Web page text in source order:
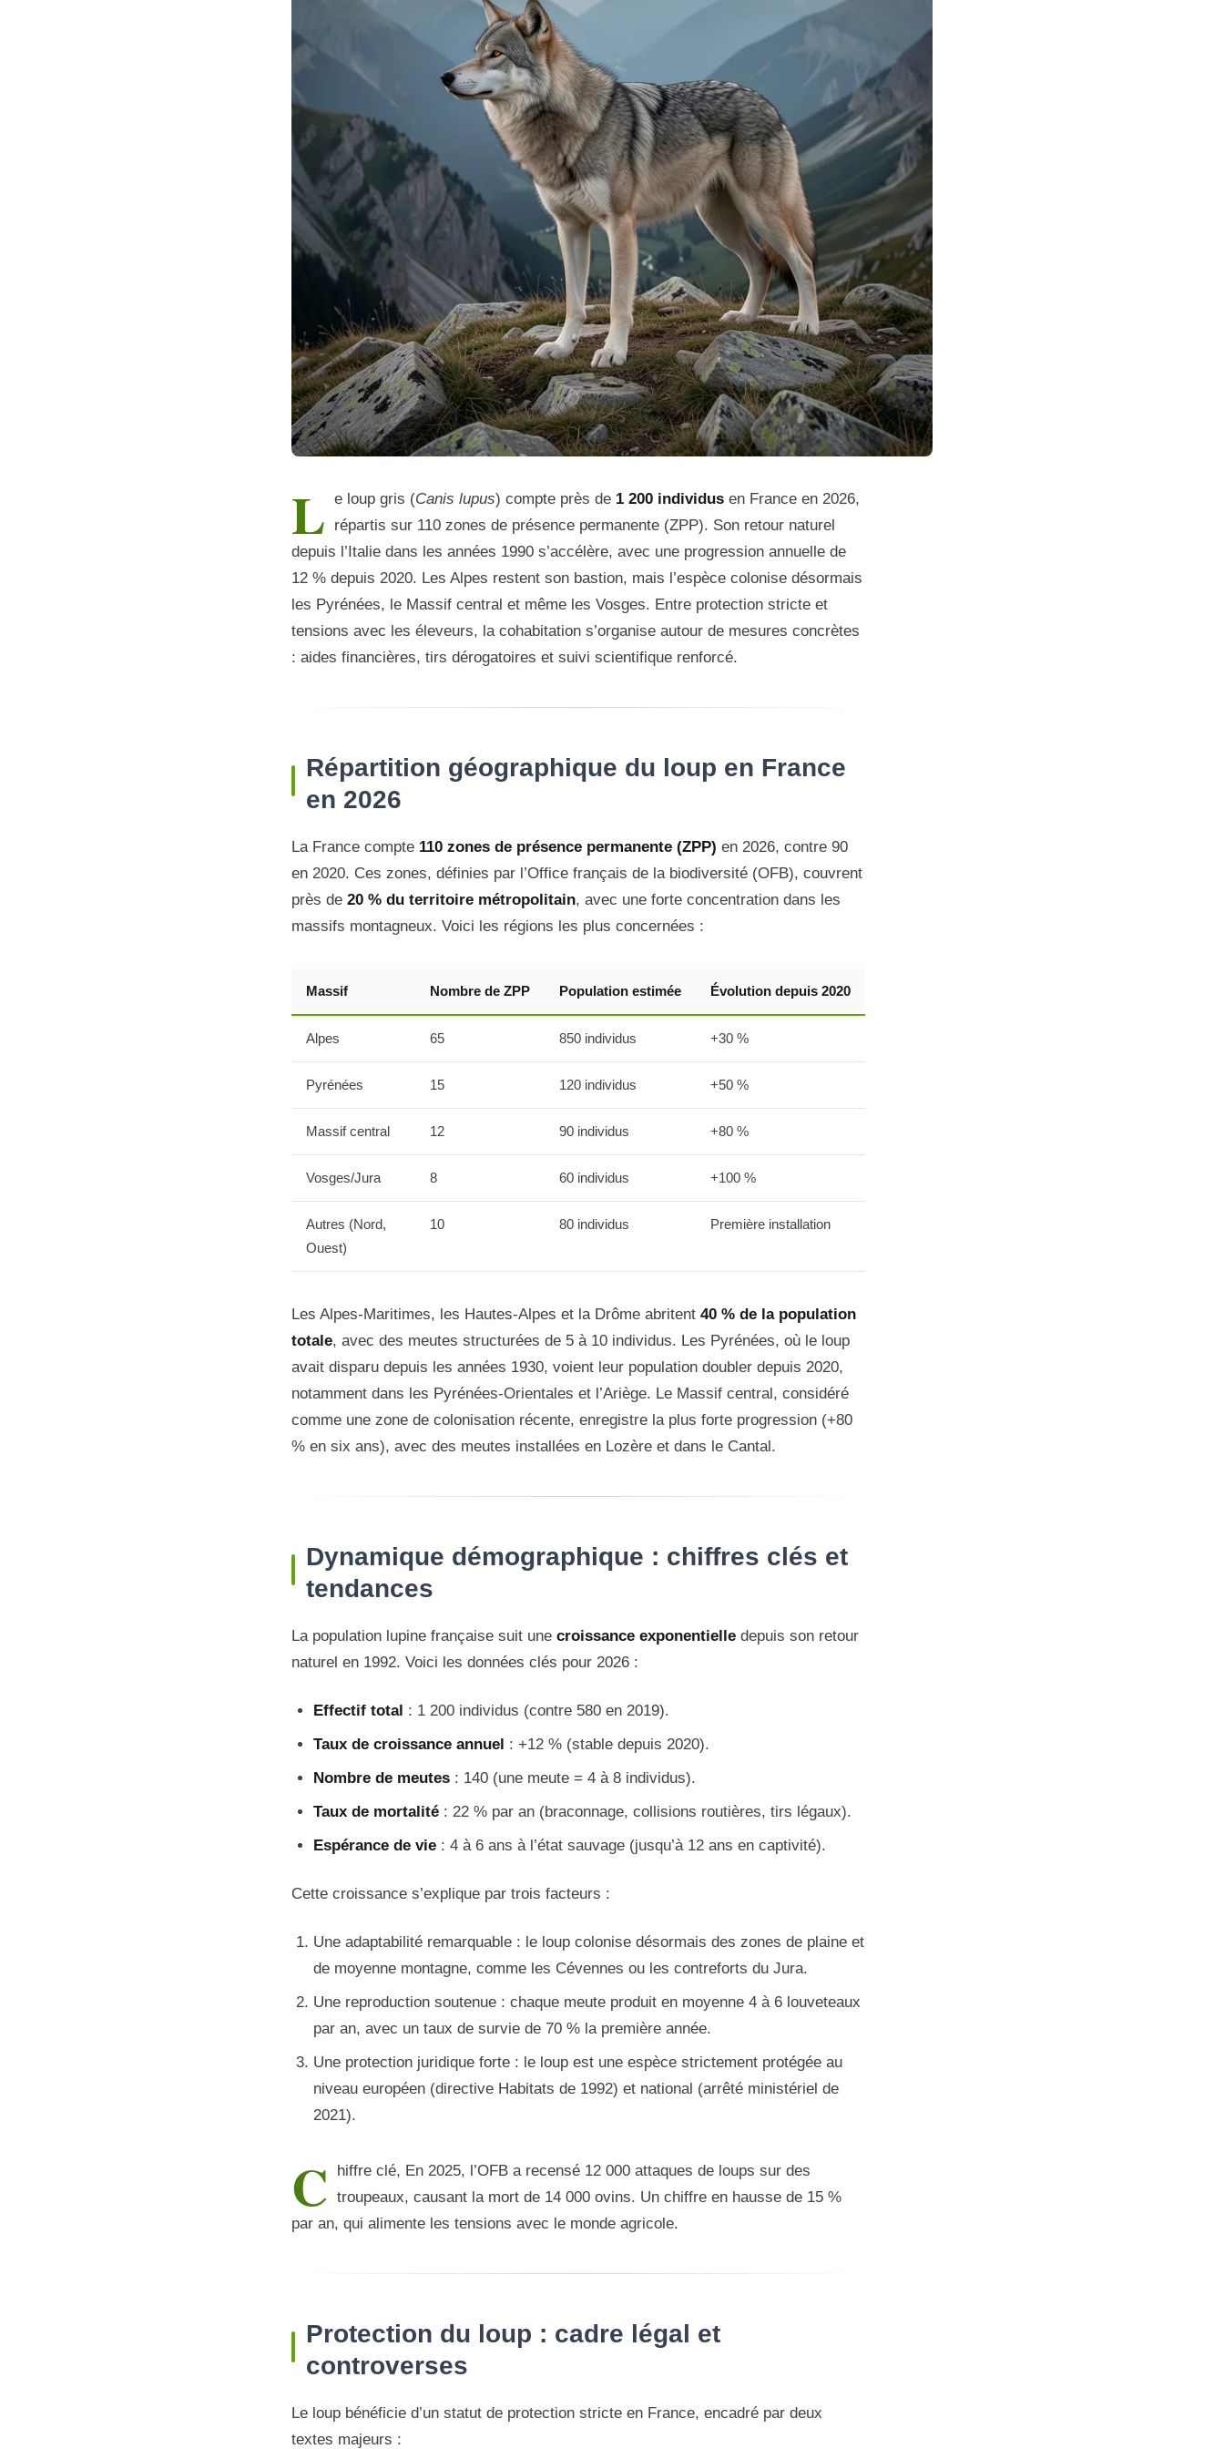
L e loup gris (Canis lupus) compte près de 1 200 individusen France en 2026,
répartis sur 110 zones de présence permanente (ZPP). Son retour naturel
depuis l’Italie dans les années 1990 s’accélère, avec une progression annuelle de
12 % depuis 2020. Les Alpes restent son bastion, mais l’espèce colonise désormais
les Pyrénées, le Massif central et même les Vosges. Entre protection stricte et
tensions avec les éleveurs, la cohabitation s’organise autour de mesures concrètes
: aides financières, tirs dérogatoires et suivi scientifique renforcé.
Répartition géographique du loup en France
en 2026
La France compte 110 zones de présence permanente (ZPP) en 2026, contre 90
en 2020. Ces zones, définies par l’Office français de la biodiversité (OFB), couvrent
près de 20 % du territoire métropolitain, avec une forte concentration dans les
massifs montagneux. Voici les régions les plus concernées :
Massif Nombre de ZPP Population estimée Évolution depuis 2020
Alpes 65 850 individus +30 %
Pyrénées 15 120 individus +50 %
Massif central 12 90 individus +80 %
Vosges/Jura 8 60 individus +100 %
Autres (Nord,
Ouest)
10 80 individus Première installation
Les Alpes-Maritimes, les Hautes-Alpes et la Drôme abritent 40 % de la population
totale, avec des meutes structurées de 5 à 10 individus. Les Pyrénées, où le loup
avait disparu depuis les années 1930, voient leur population doubler depuis 2020,
notamment dans les Pyrénées-Orientales et l’Ariège. Le Massif central, considéré
comme une zone de colonisation récente, enregistre la plus forte progression (+80
% en six ans), avec des meutes installées en Lozère et dans le Cantal.
Dynamique démographique : chiffres clés et
tendances
La population lupine française suit une croissance exponentielle depuis son retour
naturel en 1992. Voici les données clés pour 2026 :
Effectif total : 1 200 individus (contre 580 en 2019).
Taux de croissance annuel : +12 % (stable depuis 2020).
Nombre de meutes : 140 (une meute = 4 à 8 individus).
Taux de mortalité : 22 % par an (braconnage, collisions routières, tirs légaux).
Espérance de vie : 4 à 6 ans à l’état sauvage (jusqu’à 12 ans en captivité).
Cette croissance s’explique par trois facteurs :
Une adaptabilité remarquable : le loup colonise désormais des zones de plaine et
de moyenne montagne, comme les Cévennes ou les contreforts du Jura.
Une reproduction soutenue : chaque meute produit en moyenne 4 à 6 louveteaux
par an, avec un taux de survie de 70 % la première année.
Une protection juridique forte : le loup est une espèce strictement protégée au
niveau européen (directive Habitats de 1992) et national (arrêté ministériel de
2021).
C
hiffre clé, En 2025, l’OFB a recensé 12 000 attaques de loups sur des
troupeaux, causant la mort de 14 000 ovins. Un chiffre en hausse de 15 %
par an, qui alimente les tensions avec le monde agricole.
Protection du loup : cadre légal et
controverses
Le loup bénéficie d’un statut de protection stricte en France, encadré par deux
textes majeurs :